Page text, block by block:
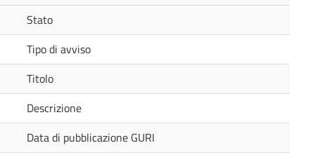
Stato
Tipo di avviso
Titolo
Descrizione
Data di pubblicazione GURI